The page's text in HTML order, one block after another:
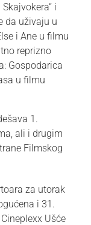
i
da uživaju u
i Ane u filmu
reprizno
Gospodarica
u filmu
1.
ali i drugim
Filmskog
za utorak
i 31.
Ušće